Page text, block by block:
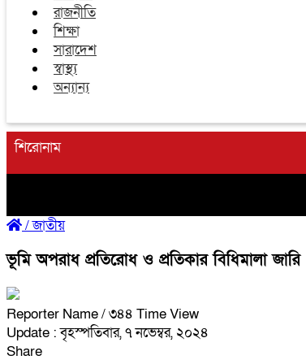
রাজনীতি
শিক্ষা
সারাদেশ
স্বাস্থ্য
অন্যান্য
শিরোনাম
/জাতীয়
ভূমি অপরাধ প্রতিরোধ ও প্রতিকার বিধিমালা জারি
Reporter Name/ ৩৪৪ Time View
Update : বৃহস্পতিবার, ৭ নভেম্বর, ২০২৪
Share